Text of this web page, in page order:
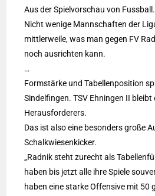
Aus der Spielvorschau von
Nicht wenige Mannschaften der
mittlerweile, was man gegen FV
noch ausrichten kann.
…
Formstärke und Tabellenposition
Sindelfingen. TSV Ehningen II bleibt
Herausforderers.
Das ist also eine besonders große
Schalkwiesenkicker.
„Radnik steht zurecht als
haben bis jetzt alle ihre Spiele
haben eine starke Offensive mit 50